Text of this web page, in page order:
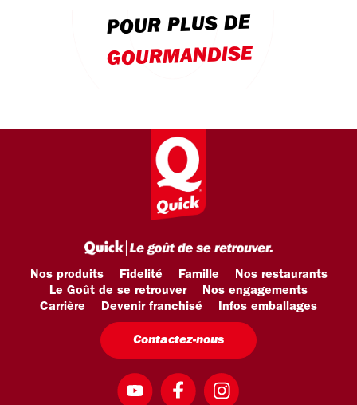
POUR PLUS DE
GOURMANDISE
Nos produits Fidelité Famille
Nos restaurants
Le Goût de se retrouver
Nos engagements
Carrière
Devenir franchisé Infos emballages
Contactez-nous